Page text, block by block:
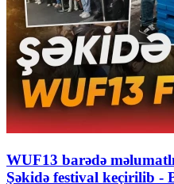
WUF13 barədə
Şəkidə festival keçirilib -